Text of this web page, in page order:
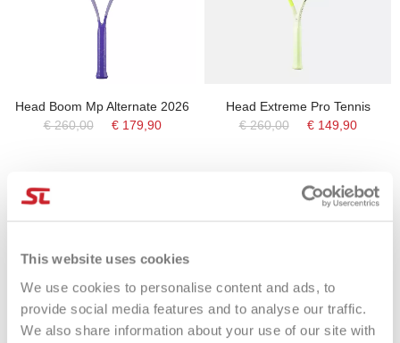
This website uses cookies
We use cookies to personalise content and ads, to
provide social media features and to analyse our traffic.
We also share information about your use of our site with
Head Boom Mp Alternate 2026
€ 260,00
€ 179,90
Head Extreme Pro Tennis
€ 260,00
€ 149,90